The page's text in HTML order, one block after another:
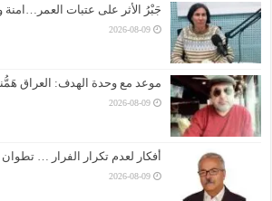
جَبْرُ الأثر على عتبات
2026-08-09
موعد مع وحدة الهدف: العراق
2026-08-09
أفكار لعدم تكرار الفرار …
2026-08-09